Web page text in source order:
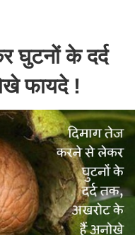
घुटनों के दर्द
फायदे !